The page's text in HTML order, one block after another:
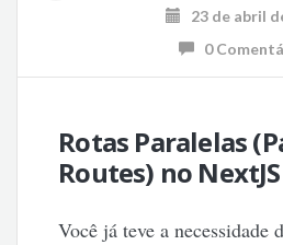
23 de abril
0
Rotas Paralelas
Routes) no NextJS
Você já teve a necessidade